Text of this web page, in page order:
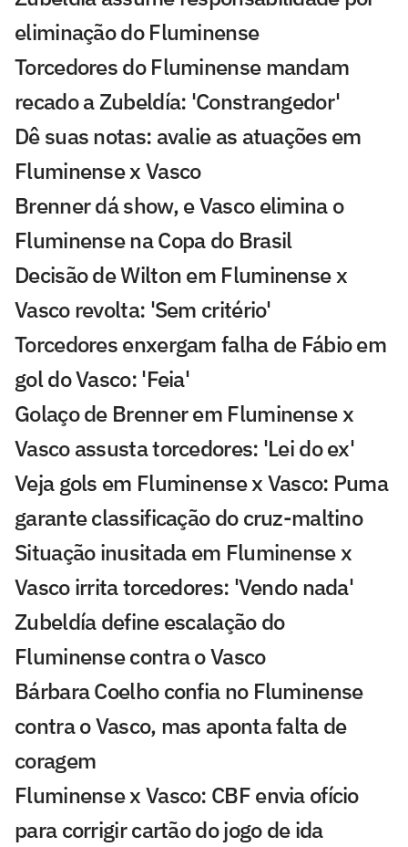
eliminação do Fluminense
Torcedores do Fluminense mandam
recado a Zubeldía: 'Constrangedor'
Dê suas notas: avalie as atuações em
Fluminense x Vasco
Brenner dá show, e Vasco elimina o
Fluminense na Copa do Brasil
Decisão de Wilton em Fluminense x
Vasco revolta: 'Sem critério'
Torcedores enxergam falha de Fábio em
gol do Vasco: 'Feia'
Golaço de Brenner em Fluminense x
Vasco assusta torcedores: 'Lei do ex'
Veja gols em Fluminense x Vasco: Puma
garante classificação do cruz-maltino
Situação inusitada em Fluminense x
Vasco irrita torcedores: 'Vendo nada'
Zubeldía define escalação do
Fluminense contra o Vasco
Bárbara Coelho confia no Fluminense
contra o Vasco, mas aponta falta de
coragem
Fluminense x Vasco: CBF envia ofício
para corrigir cartão do jogo de ida